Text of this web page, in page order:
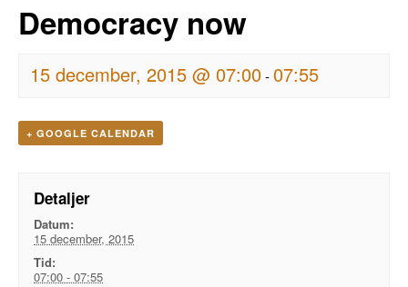
Democracy now
15 december, 2015 @ 07:00-07:55
+ GOOGLE CALENDAR
Detaljer
Datum:
15 december, 2015
Tid:
07:00 - 07:55